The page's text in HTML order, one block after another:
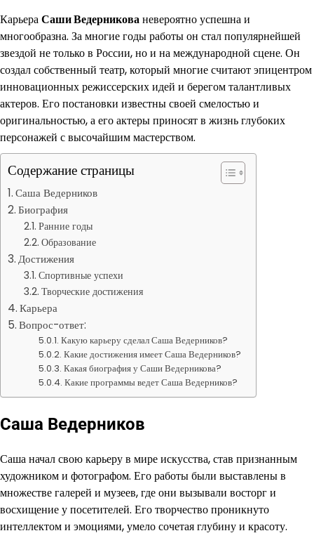
КарьераСаши Ведерникованевероятно успешна и
многообразна. За многие годы работы он стал популярнейшей
звездой не только в России, но и на международной сцене. Он
создал собственный театр, который многие считают эпицентром
инновационных режиссерских идей и берегом талантливых
актеров. Его постановки известны своей смелостью и
оригинальностью, а его актеры приносят в жизнь глубоких
персонажей с высочайшим мастерством.
Содержание страницы
Саша Ведерников
Биография
Ранние годы
Образование
Достижения
Спортивные успехи
Творческие достижения
Карьера
Вопрос-ответ:
Какую карьеру сделал Саша Ведерников?
Какие достижения имеет Саша Ведерников?
Какая биография у Саши Ведерникова?
Какие программы ведет Саша Ведерников?
Саша Ведерников
Саша начал свою карьеру в мире искусства, став признанным
художником и фотографом. Его работы были выставлены в
множестве галерей и музеев, где они вызывали восторг и
восхищение у посетителей. Его творчество проникнуто
интеллектом и эмоциями, умело сочетая глубину и красоту.